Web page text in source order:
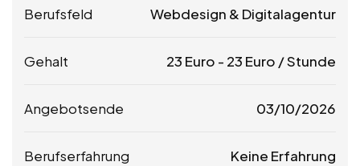
Berufsfeld Webdesign & Digitalagentur
Gehalt 23 Euro - 23 Euro / Stunde
Angebotsende 03/10/2026
Berufserfahrung Keine Erfahrung